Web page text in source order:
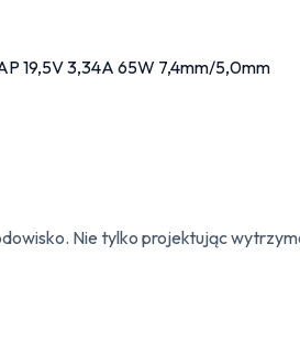
Nie tylko projektując